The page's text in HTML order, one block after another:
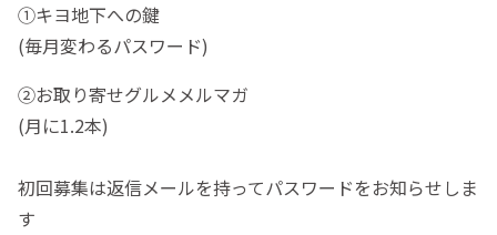
①キヨ地下への鍵
(毎月変わるパスワード)
②お取り寄せグルメメルマガ
(月に1.2本)
初回募集は返信メールを持ってパスワードをお知らせしま
す